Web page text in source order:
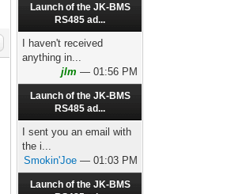
Launch of the JK-BMS
RS485 ad...
I haven't received
anything in...
jlm — 01:56 PM
Launch of the JK-BMS
RS485 ad...
I sent you an email with
the i...
Smokin'Joe — 01:03 PM
Launch of the JK-BMS